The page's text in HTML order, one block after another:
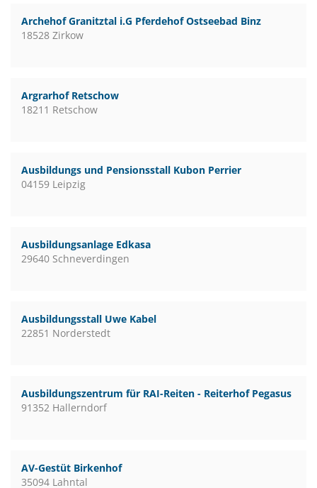
Archehof Granitztal i.G Pferdehof Ostseebad Binz
18528 Zirkow
Argrarhof Retschow
18211 Retschow
Ausbildungs und Pensionsstall Kubon Perrier
04159 Leipzig
Ausbildungsanlage Edkasa
29640 Schneverdingen
Ausbildungsstall Uwe Kabel
22851 Norderstedt
Ausbildungszentrum für RAI-Reiten - Reiterhof Pegasus
91352 Hallerndorf
AV-Gestüt Birkenhof
35094 Lahntal